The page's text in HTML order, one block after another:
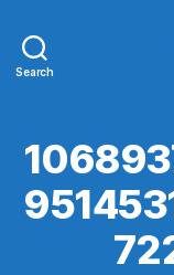
Search